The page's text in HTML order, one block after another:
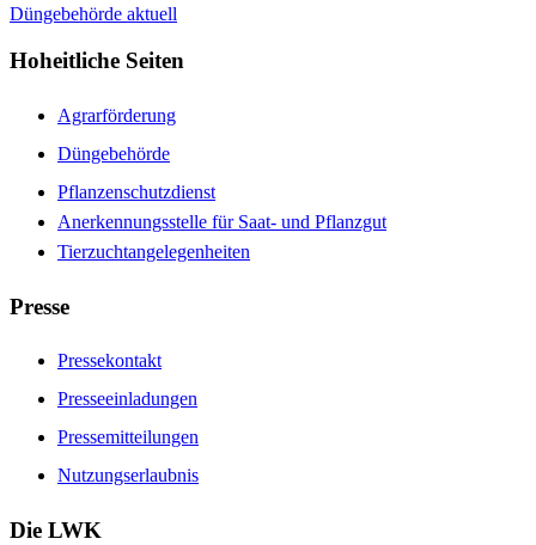
Düngebehörde aktuell
Hoheitliche Seiten
Agrarförderung
Düngebehörde
Pflanzenschutzdienst
Anerkennungsstelle für Saat- und Pflanzgut
Tierzuchtangelegenheiten
Presse
Pressekontakt
Presseeinladungen
Pressemitteilungen
Nutzungserlaubnis
Die LWK